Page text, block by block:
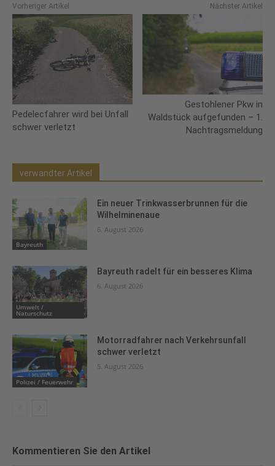
Vorheriger Artikel
Pedelecfahrer wird bei Unfall
schwer verletzt
Nächster Artikel
Gestohlener Pkw in
Waldstück aufgefunden – 1.
Nachtragsmeldung
verwandter Artikel
Bayreuth
Ein neuer Trinkwasserbrunnen für die
Wilhelminenaue
6. August 2026
Umwelt /
Naturschutz
Bayreuth radelt für ein besseres Klima
6. August 2026
Polizei / Feuerwehr
Motorradfahrer nach Verkehrsunfall
schwer verletzt
5. August 2026
Kommentieren Sie den Artikel